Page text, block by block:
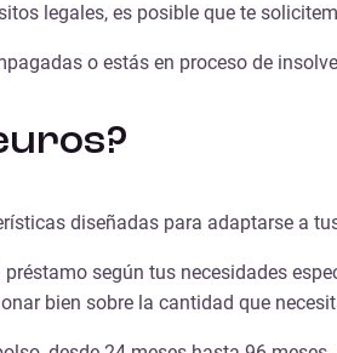
legales, es posible que te
o estás en proceso de
diseñadas para adaptarse a
según tus necesidades
bien sobre la cantidad que